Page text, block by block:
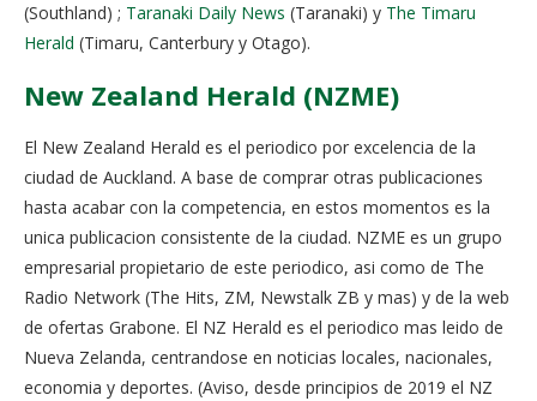
(Southland) ; Taranaki Daily News (Taranaki) y The Timaru
Herald (Timaru, Canterbury y Otago).
New Zealand Herald (NZME)
El New Zealand Herald es el periodico por excelencia de la
ciudad de Auckland. A base de comprar otras publicaciones
hasta acabar con la competencia, en estos momentos es la
unica publicacion consistente de la ciudad. NZME es un grupo
empresarial propietario de este periodico, asi como de The
Radio Network (The Hits, ZM, Newstalk ZB y mas) y de la web
de ofertas Grabone. El NZ Herald es el periodico mas leido de
Nueva Zelanda, centrandose en noticias locales, nacionales,
economia y deportes. (Aviso, desde principios de 2019 el NZ